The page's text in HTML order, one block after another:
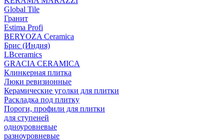
Global Tile
Гранит
Estima Profi
BERYOZA Ceramica
Брис (Индия)
LBceramics
GRACIA CERAMICA
Клинкерная плитка
Люки ревизионные
Керамические уголки для плитки
Раскладка под плитку
Пороги, профили для плитки
для ступеней
одноуровневые
разноуровневые